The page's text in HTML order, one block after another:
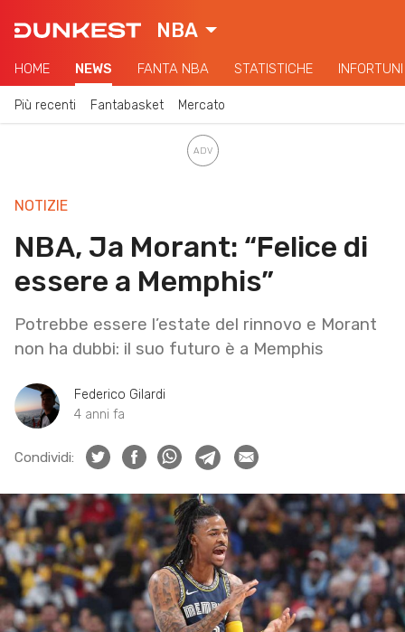
NBA
HOME NEWS FANTA NBA STATISTICHE INFORTUNI
Più recenti Fantabasket Mercato
NOTIZIE
NBA, Ja Morant: “Felice di
essere a Memphis”
Potrebbe essere l’estate del rinnovo e Morant
non ha dubbi: il suo futuro è a Memphis
Federico Gilardi
4 anni fa
Condividi: